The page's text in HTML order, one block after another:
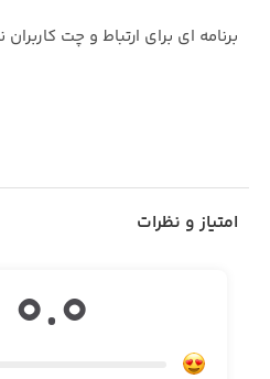
برنامه ای برای ارتباط و چت
امتیاز و نظرات
0.0